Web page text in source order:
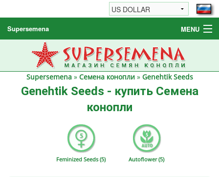
Supersemena MENU
Семена конопли
Другие товары
Как заказать / FAQ
Supersemena» Семена конопли» Genehtik Seeds
Genehtik Seeds - купить Семена
конопли
Feminized Seeds (5) Autoflower (5)